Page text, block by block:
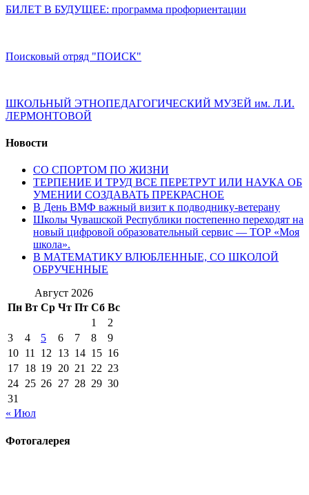
БИЛЕТ В БУДУЩЕЕ: программа профориентации
Поисковый отряд "ПОИСК"
ШКОЛЬНЫЙ ЭТНОПЕДАГОГИЧЕСКИЙ МУЗЕЙ им. Л.И.
ЛЕРМОНТОВОЙ
Новости
СО СПОРТОМ ПО ЖИЗНИ
ТЕРПЕНИЕ И ТРУД ВСЕ ПЕРЕТРУТ ИЛИ НАУКА ОБ
УМЕНИИ СОЗДАВАТЬ ПРЕКРАСНОЕ
В День ВМФ важный визит к подводнику-ветерану
Школы Чувашской Республики постепенно переходят на
новый цифровой образовательный сервис — ТОР «Моя
школа».
В МАТЕМАТИКУ ВЛЮБЛЕННЫЕ, СО ШКОЛОЙ
ОБРУЧЕННЫЕ
Август 2026
Пн Вт Ср Чт Пт Сб Вс
1
2
3
4 5 6 7 8
9
10 11 12 13 14 15 16
17 18 19 20 21 22 23
24 25 26 27 28 29 30
31
« Июл
Фотогалерея